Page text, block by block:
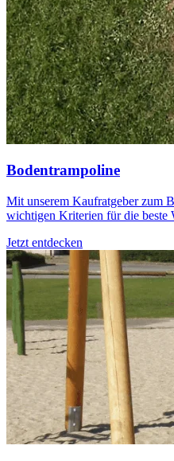
Bodentrampoline
Mit unserem Kaufratgeber zum
wichtigen Kriterien für die beste
Jetzt entdecken